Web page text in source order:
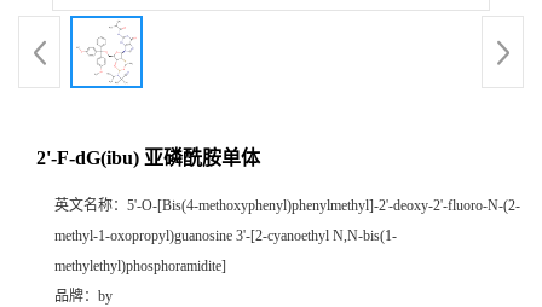
2'-F-dG(ibu) 亚磷酰胺单体
英文名称： 5'-O-[Bis(4-methoxyphenyl)phenylmethyl]-2'-deoxy-2'-fluoro-N-(2-
methyl-1-oxopropyl)guanosine 3'-[2-cyanoethyl N,N-bis(1-
methylethyl)phosphoramidite]
品牌： by